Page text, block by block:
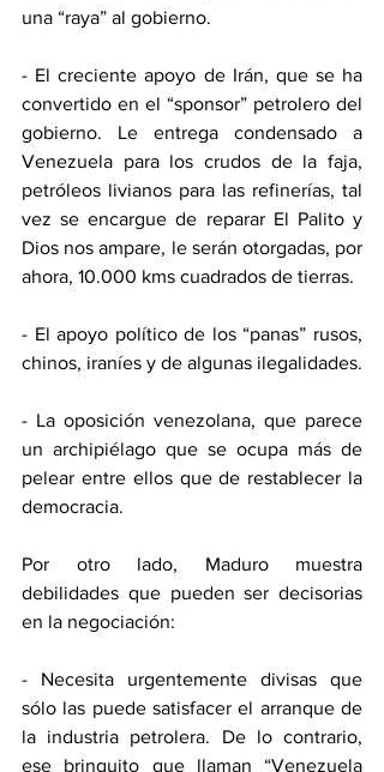
una “raya” al gobierno.
- El creciente apoyo de Irán, que se ha
convertido en el “sponsor” petrolero del
gobierno. Le entrega condensado a
Venezuela para los crudos de la faja,
petróleos livianos para las refinerías, tal
vez se encargue de reparar El Palito y
Dios nos ampare, le serán otorgadas, por
ahora, 10.000 kms cuadrados de tierras.
- El apoyo político de los “panas” rusos,
chinos, iraníes y de algunas ilegalidades.
- La oposición venezolana, que parece
un archipiélago que se ocupa más de
pelear entre ellos que de restablecer la
democracia.
Por otro lado, Maduro muestra
debilidades que pueden ser decisorias
en la negociación:
- Necesita urgentemente divisas que
sólo las puede satisfacer el arranque de
la industria petrolera. De lo contrario,
ese brinquito que llaman “Venezuela